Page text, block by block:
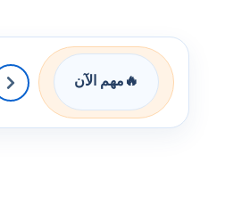
🔥 مهم الآن